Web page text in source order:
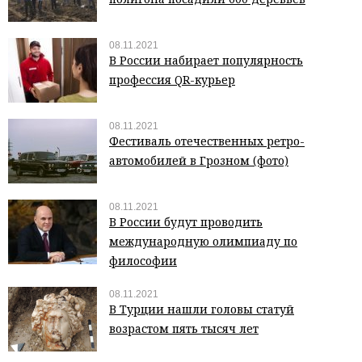
08.11.2021
В России набирает популярность
профессия QR-курьер
08.11.2021
Фестиваль отечественных ретро-
автомобилей в Грозном (фото)
08.11.2021
В России будут проводить
международную олимпиаду по
философии
08.11.2021
В Турции нашли головы статуй
возрастом пять тысяч лет